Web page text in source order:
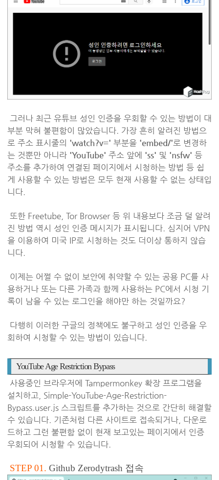
그러나 최근 유튜브 성인 인증을 우회할 수 있는 방법이 대
부분 막혀 불편함이 많았습니다. 가장 흔히 알려진 방법으
로 주소 표시줄의 'watch?v=' 부분을 'embed/'로 변경하
는 것뿐만 아니라 'YouTube' 주소 앞에 'ss' 및 'nsfw' 등
주소를 추가하여 연결된 페이지에서 시청하는 방법 등 쉽
게 사용할 수 있는 방법은 모두 현재 사용할 수 없는 상태입
니다.
또한 Freetube, Tor Browser 등 위 내용보다 조금 덜 알려
진 방법 역시 성인 인증 메시지가 표시됩니다. 심지어 VPN
을 이용하여 미국 IP로 시청하는 것도 더이상 통하지 않습
니다.
이제는 어쩔 수 없이 보안에 취약할 수 있는 공용 PC를 사
용하거나 또는 다른 가족과 함께 사용하는 PC에서 시청 기
록이 남을 수 있는 로그인을 해야만 하는 것일까요?
다행히 이러한 구글의 정책에도 불구하고 성인 인증을 우
회하여 시청할 수 있는 방법이 있습니다.
YouTube Age Restriction Bypass
사용중인 브라우저에 Tampermonkey 확장 프로그램을
설치하고, Simple-YouTube-Age-Restriction-
Bypass.user.js 스크립트를 추가하는 것으로 간단히 해결할
수 있습니다. 기존처럼 다른 사이트로 접속되거나, 다운로
드하고 그런 불편함 없이 현재 보고있는 페이지에서 인증
우회되어 시청할 수 있습니다.
STEP 01. Github Zerodytrash 접속